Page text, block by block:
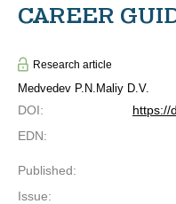
CAREER
Research article
Medvedev P.N. Maliy D.V.
DOI:
https://
EDN:
Published:
Issue: